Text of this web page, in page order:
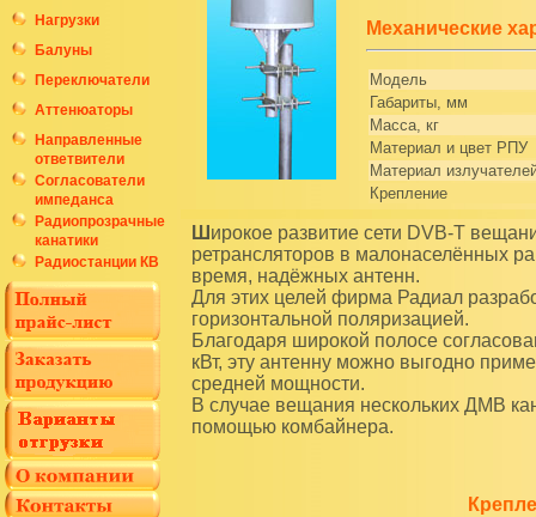
Нагрузки
Балуны
Переключатели
Аттенюаторы
Направленные
ответвители
Согласователи
импеданса
Радиопрозрачные
канатики
Радиостанции КВ
Механические
Модель
Габариты, мм
Масса, кг
Материал и цвет РПУ
Материал
Крепление
Широкое развитие сети DVB-T вещания в стране, особенно маломощных передатчиков и
ретрансляторов в малонаселённых
время, надёжных антенн.
Для этих целей фирма Радиал
горизонтальной поляризацией.
Благодаря широкой полосе
кВт, эту антенну можно выгодно
средней мощности.
В случае вещания нескольких ДМВ
помощью комбайнера.